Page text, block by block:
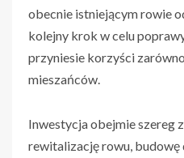
obecnie istniejącym rowie
kolejny krok w celu
przyniesie korzyści
mieszańców.
Inwestycja obejmie szereg
rewitalizację rowu, budowę